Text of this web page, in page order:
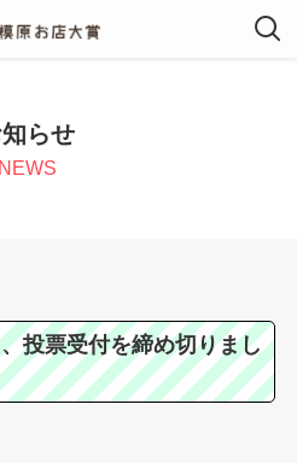
らせ
NEWS
投票受付を締め切りまし